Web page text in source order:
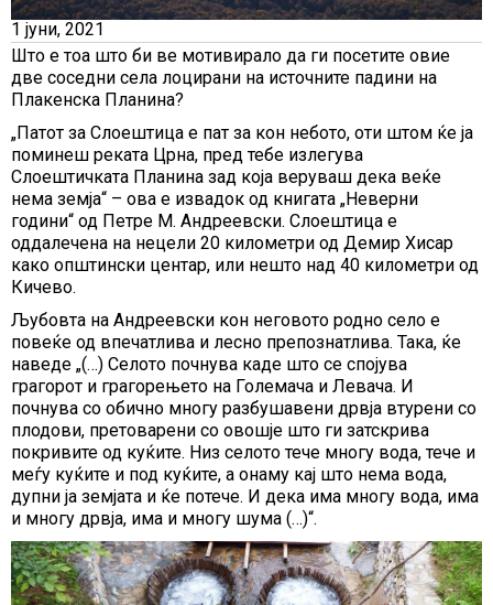
1 јуни, 2021
Што е тоа што би ве мотивирало да ги посетите овие
две соседни села лоцирани на источните падини на
Плакенска Планина?
„Патот за Слоештица е пат за кон небото, оти штом ќе ја
поминеш реката Црна, пред тебе излегува
Слоештичката Планина зад која веруваш дека веќе
нема земја“ – ова е извадок од книгата „Неверни
години“ од Петре М. Андреевски. Слоештица е
оддалечена на нецели 20 километри од Демир Хисар
како општински центар, или нешто над 40 километри од
Кичево.
Љубовта на Андреевски кон неговото родно село е
повеќе од впечатлива и лесно препознатлива. Така, ќе
наведе „(…) Селото почнува каде што се спојува
грагорот и грагорењето на Големача и Левача. И
почнува со обично многу разбушавени дрвја втурени со
плодови, претоварени со овошје што ги затскрива
покривите од куќите. Низ селото тече многу вода, тече и
меѓу куќите и под куќите, а онаму кај што нема вода,
дупни ја земјата и ќе потече. И дека има многу вода, има
и многу дрвја, има и многу шума (…)“.